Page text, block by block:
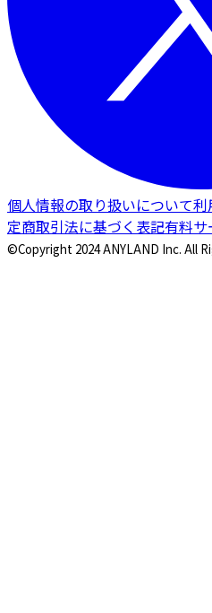
個人情報の取り扱いについて利
定商取引法に基づく表記有料
©Copyright 2024 ANYLAND Inc. All